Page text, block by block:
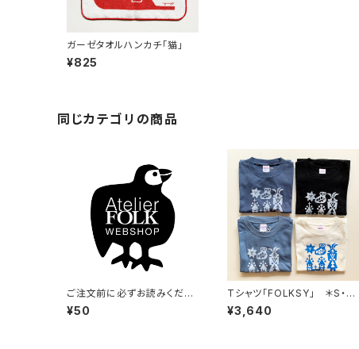
ガーゼタオルハンカチ「猫」
¥825
同じカテゴリの商品
ご注文前に必ずお読みくださ
い （50円不要）
¥50
Tシャツ「FOLKSY」 ＊S・L
サイズのみ
¥3,640